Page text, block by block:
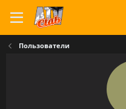
Пользователи